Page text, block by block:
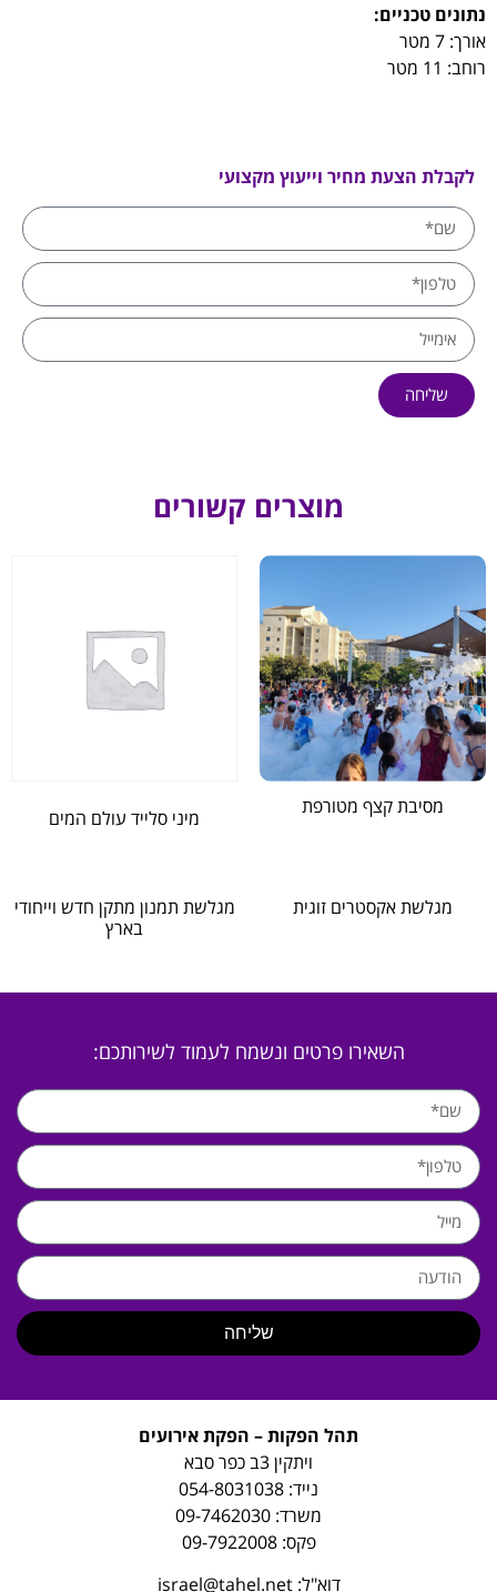
נתונים טכניים:
אורך: 7 מטר
רוחב: 11 מטר
לקבלת הצעת מחיר וייעוץ מקצועי
שליחה
מוצרים קשורים
מסיבת קצף מטורפת מיני סלייד עולם המים
מגלשת אקסטרים זוגית
מגלשת תמנון מתקן חדש וייחודי
בארץ
השאירו פרטים ונשמח לעמוד לשירותכם:
שליחה
תהל הפקות – הפקת אירועים
ויתקין 3ב כפר סבא
נייד: 054-8031038
משרד: 09-7462030
פקס: 09-7922008
דוא"ל:israel@tahel.net